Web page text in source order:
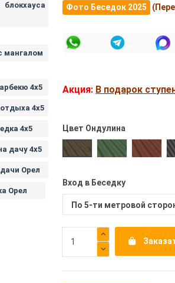
мангалом
4х5
4х5
4х5
дачу 4х5
Орел
Орел
Фото Беседок 2025
Акция: В подарок
Цвет Ондулина
Коричневый Ондулин
Зеленый
Вход в Беседку